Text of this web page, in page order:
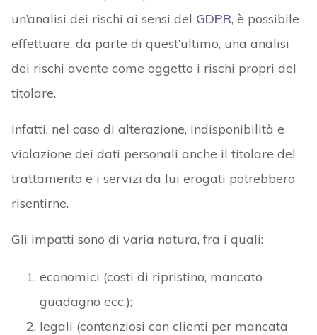
un’analisi dei rischi ai sensi del GDPR, è possibile
effettuare, da parte di quest’ultimo, una analisi
dei rischi avente come oggetto i rischi propri del
titolare.
Infatti, nel caso di alterazione, indisponibilità e
violazione dei dati personali anche il titolare del
trattamento e i servizi da lui erogati potrebbero
risentirne.
Gli impatti sono di varia natura, fra i quali:
economici (costi di ripristino, mancato
guadagno ecc.);
legali (contenziosi con clienti per mancata